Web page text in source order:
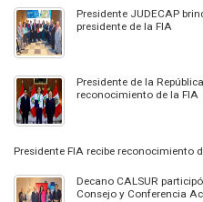
Presidente JUDECAP
presidente de la FIA
Presidente de la
reconocimiento de la FIA
Presidente FIA recibe reconocimiento
Decano CALSUR
Consejo y Conferencia